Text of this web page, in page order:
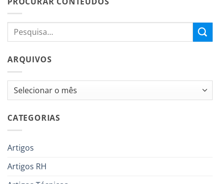
ARQUIVOS
Arquivos
CATEGORIAS
Artigos
Artigos RH